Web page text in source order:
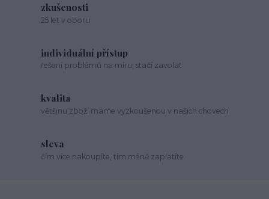
zkušenosti
25 let v oboru
individuální přístup
řešení problémů na míru, stačí zavolat
kvalita
většinu zboží máme vyzkoušenou v našich chovech
sleva
čím více nakoupíte, tím méně zaplatíte